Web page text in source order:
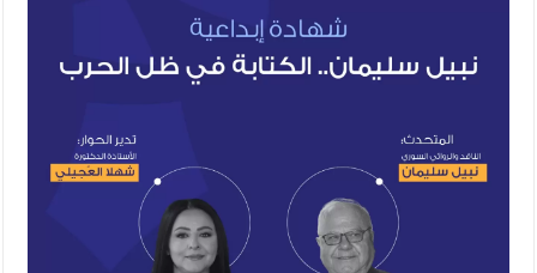
النواب يقر مشروع تعديل قانون الملكية العقارية
القاضي يلتقي رؤساء تحرير الصحف اليومية ويؤكد حرص مجلس
دعوة المكلفين بخدمة العلم (الدفعة الثالثة) إلى مراجعة منصة خدمة
العلم
الملك يلتقي مجموعة من رفاق السلاح